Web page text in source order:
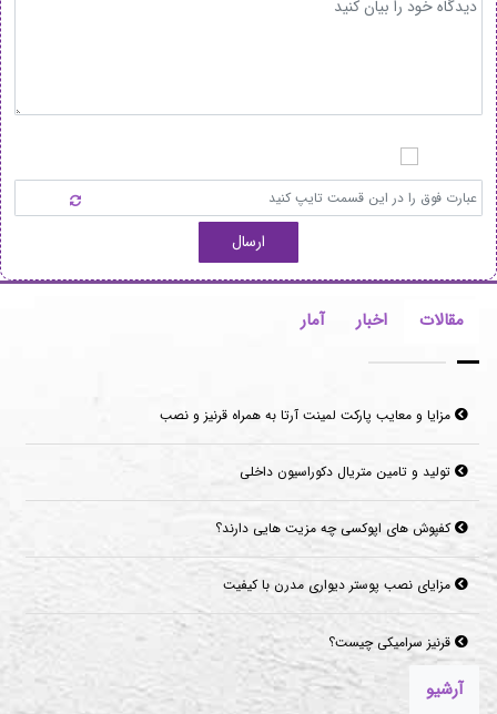
ارسال
مقالات اخبار آمار
مزایا و معایب پارکت لمینت آرتا به همراه قرنیز و نصب
تولید و تامین متریال دکوراسیون داخلی
کفپوش های اپوکسی چه مزیت هایی دارند؟
مزایای نصب پوستر دیواری مدرن با کیفیت
قرنیز سرامیکی چیست؟
آرشیو